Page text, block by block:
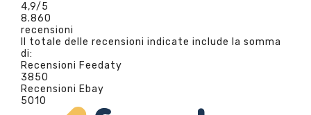
4,9/5
8.860
recensioni
Il totale delle recensioni indicate include la somma
di:
Recensioni Feedaty
3850
Recensioni Ebay
5010